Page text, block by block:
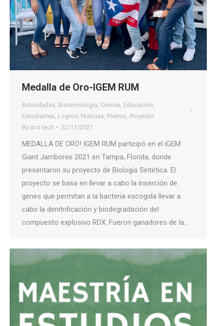
Medalla de Oro-IGEM RUM
Actividades Biotecnología Ciencia Educación
Estudiantes Logros Noticias Premio Proyecto
By arci tech 22/11/2021
MEDALLA DE ORO! IGEM RUM participó en el iGEM
Giant Jamboree 2021 en Tampa, Florida, donde
presentaron su proyecto de Biología Sintética. El
proyecto se basa en llevar a cabo la inserción de
genes que permitan a la bacteria escogida llevar a
cabo la denitrificación y biodegradación del
compuesto explosivo RDX. Fueron ganadores de la…